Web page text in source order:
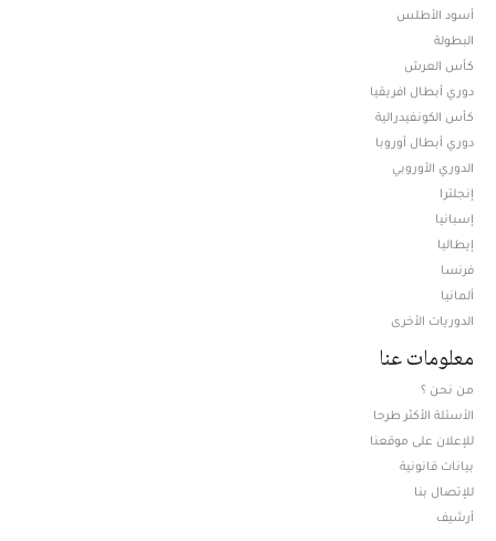
أسود الأطلس
البطولة
كأس العرش
دوري أبطال افريقيا
كأس الكونفيدرالية
دوري أبطال أوروبا
الدوري الأوروبي
إنجلترا
إسبانيا
إيطاليا
فرنسا
ألمانيا
الدوريات الأخرى
معلومات عنا
من نحن ؟
الأسئلة الأكثر طرحا
للإعلان على موقعنا
بيانات قانونية
للإتصال بنا
أرشيف